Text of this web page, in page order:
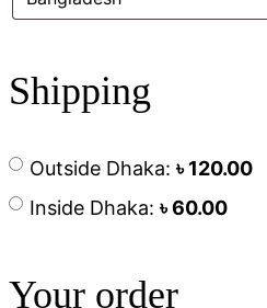
Shipping
Outside Dhaka:৳120.00
Inside Dhaka:৳60.00
Your order